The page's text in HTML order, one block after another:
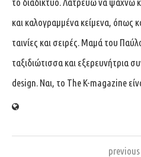
και καλογραμμένα κείμενα, όπως
ταινίες και σειρές. Μαμά του
ταξιδιώτισσα και εξερευνήτρια
design. Ναι, το The K-magazine